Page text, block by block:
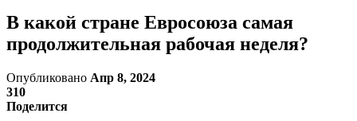
В какой стране Евросоюза самая
продолжительная рабочая неделя?
Опубликовано Апр 8, 2024
310
Поделится